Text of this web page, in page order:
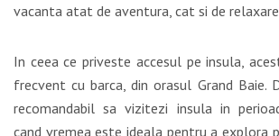
vacanta atat de aventura, cat si de
In ceea ce priveste accesul pe insula,
frecvent cu barca, din orasul Grand Baie.
recomandabil sa vizitezi insula in
cand vremea este ideala pentru a explora